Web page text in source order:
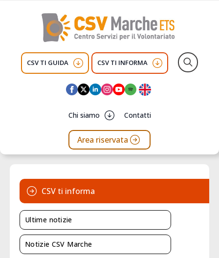
CSV TI GUIDA CSV TI INFORMA
Chi siamo Contatti
Area riservata
CSV ti informa
Ultime notizie
Notizie CSV Marche